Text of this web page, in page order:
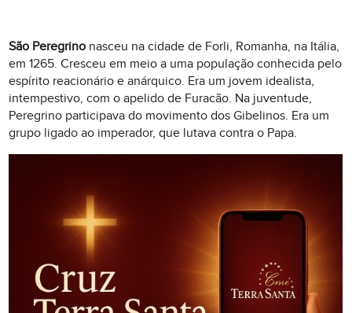
São Peregrino nasceu na cidade de Forli, Romanha, na Itália,
em 1265. Cresceu em meio a uma população conhecida pelo
espírito reacionário e anárquico. Era um jovem idealista,
intempestivo, com o apelido de Furacão. Na juventude,
Peregrino participava do movimento dos Gibelinos. Era um
grupo ligado ao imperador, que lutava contra o Papa.